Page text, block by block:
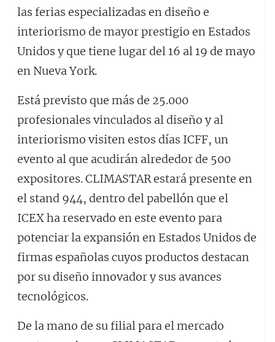
las ferias especializadas en diseño e
interiorismo de mayor prestigio en Estados
Unidos y que tiene lugar del 16 al 19 de mayo
en Nueva York.
Está previsto que más de 25.000
profesionales vinculados al diseño y al
interiorismo visiten estos días ICFF, un
evento al que acudirán alrededor de 500
expositores. CLIMASTAR estará presente en
el stand 944, dentro del pabellón que el
ICEX ha reservado en este evento para
potenciar la expansión en Estados Unidos de
firmas españolas cuyos productos destacan
por su diseño innovador y sus avances
tecnológicos.
De la mano de su filial para el mercado